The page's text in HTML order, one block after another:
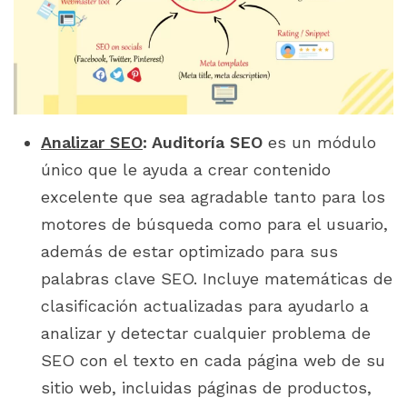
Analizar SEO: Auditoría SEO es un módulo
único que le ayuda a crear contenido
excelente que sea agradable tanto para los
motores de búsqueda como para el usuario,
además de estar optimizado para sus
palabras clave SEO. Incluye matemáticas de
clasificación actualizadas para ayudarlo a
analizar y detectar cualquier problema de
SEO con el texto en cada página web de su
sitio web, incluidas páginas de productos,